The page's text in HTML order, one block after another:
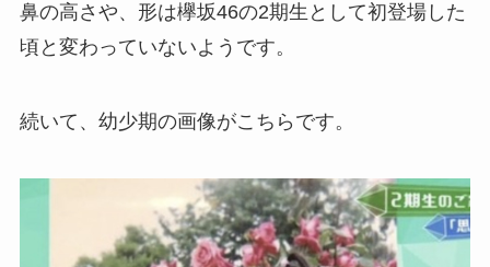
鼻の高さや、形は欅坂46の2期生として初登場した
頃と変わっていないようです。
続いて、幼少期の画像がこちらです。